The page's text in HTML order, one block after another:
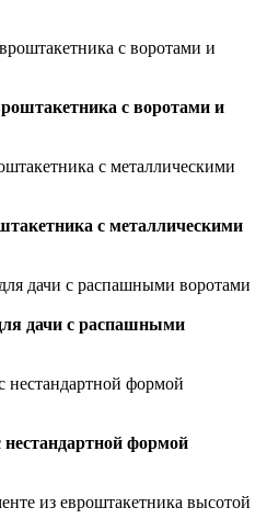
с воротами и
с металлическими
дачи с распашными
нестандартной формой